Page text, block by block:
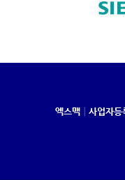
엑스맥│사업자